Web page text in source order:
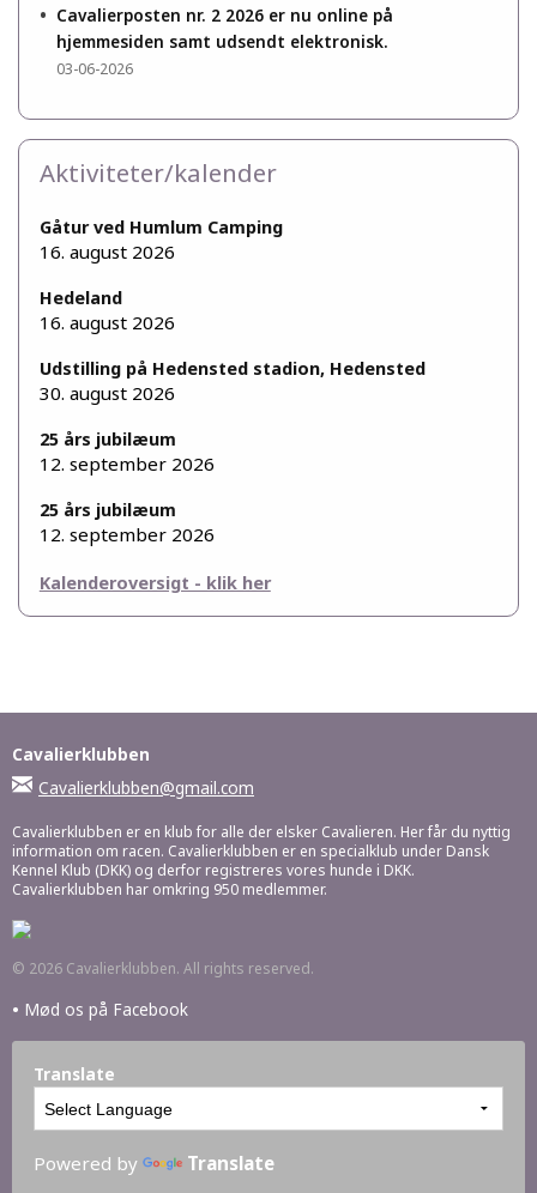
• Cavalierposten nr. 2 2026 er nu online på
hjemmesiden samt udsendt elektronisk.
03-06-2026
Aktiviteter/kalender
Gåtur ved Humlum Camping
16. august 2026
Hedeland
16. august 2026
Udstilling på Hedensted stadion, Hedensted
30. august 2026
25 års jubilæum
12. september 2026
25 års jubilæum
12. september 2026
Kalenderoversigt - klik her
Cavalierklubben
Cavalierklubben@gmail.com
Cavalierklubben er en klub for alle der elsker Cavalieren. Her får du nyttig
information om racen. Cavalierklubben er en specialklub under Dansk
Kennel Klub (DKK) og derfor registreres vores hunde i DKK.
Cavalierklubben har omkring 950 medlemmer.
© 2026 Cavalierklubben. All rights reserved.
• Mød os på Facebook
Translate
Powered by Translate